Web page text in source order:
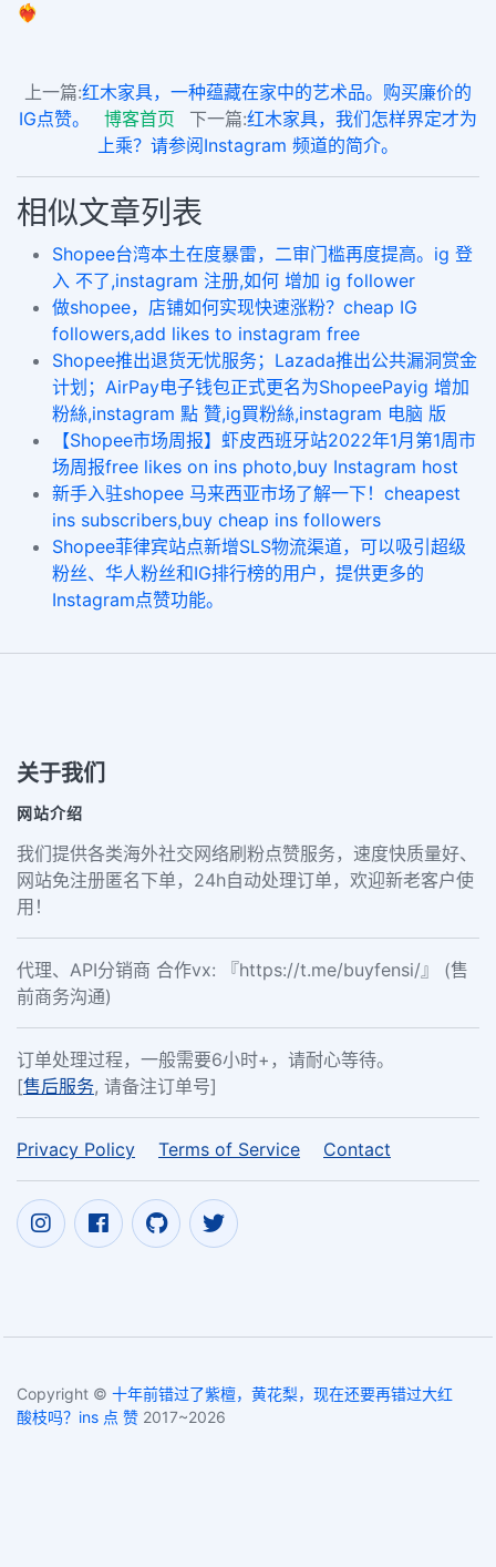
❤️‍🔥
上一篇:红木家具，一种蕴藏在家中的艺术品。购买廉价的
IG点赞。
博客首页 下一篇:红木家具，我们怎样界定才为
上乘？请参阅Instagram 频道的简介。
相似文章列表
Shopee台湾本土在度暴雷，二审门槛再度提高。ig 登
入 不了,instagram 注册,如何 增加 ig follower
做shopee，店铺如何实现快速涨粉？​cheap IG
followers,add likes to instagram free
Shopee推出退货无忧服务；Lazada推出公共漏洞赏金
计划；AirPay电子钱包正式更名为ShopeePayig 增加
粉絲,instagram 點 贊,ig買粉絲,instagram 电脑 版
【Shopee市场周报】虾皮西班牙站2022年1月第1周市
场周报free likes on ins photo,buy Instagram host
新手入驻shopee 马来西亚市场了解一下！cheapest
ins subscribers,buy cheap ins followers
Shopee菲律宾站点新增SLS物流渠道，可以吸引超级
粉丝、华人粉丝和IG排行榜的用户，提供更多的
Instagram点赞功能。
关于我们
网站介绍
我们提供各类海外社交网络刷粉点赞服务，速度快质量好、
网站免注册匿名下单，24h自动处理订单，欢迎新老客户使
用！
代理、API分销商 合作vx: 『https://t.me/buyfensi/』 (售
前商务沟通)
订单处理过程，一般需要6小时+，请耐心等待。
[售后服务, 请备注订单号]
Privacy Policy Terms of Service Contact
Copyright © 十年前错过了紫檀，黄花梨，现在还要再错过大红
酸枝吗？ins 点 赞 2017~2026